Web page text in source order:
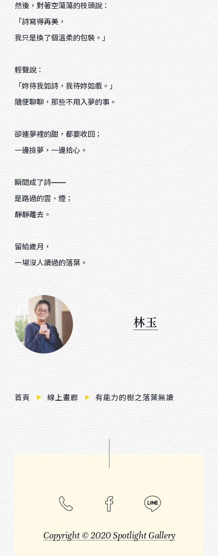
綜合媒材
色鉛筆
粉彩
天然乾燥花卉
Sort by price
$ 3,000 － $ 10,000
$ 20,000 － $ 30,000
$ 50,000 － $ 80,000
$ 80,000 － $ 100,000
$ 100,000 －
然後，對著空蕩蕩的枝頭說：
「詩寫得再美，
我只是換了個溫柔的包裝。」
輕聲說：
「妳待我如詩，我待妳如戲。」
隨便聊聊，那些不用入夢的事。
卻連夢裡的甜，都要收回；
一邊撿夢，一邊拾心。
瞬間成了詩——
是路過的雲、煙；
靜靜離去。
留給歲月，
一場沒人讀過的落葉。
林玉
首頁 線上畫廊 有能力的樹之落葉無讀
Copyright © 2020 Spotlight Gallery